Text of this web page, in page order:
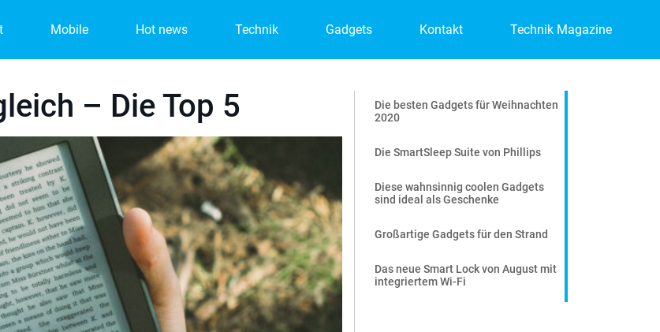
Mobile Hot news Technik Gadgets Kontakt Technik Magazine
– Die Top 5
Die besten Gadgets für Weihnachten
2020
Die SmartSleep Suite von Phillips
Diese wahnsinnig coolen Gadgets
sind ideal als Geschenke
Großartige Gadgets für den Strand
Das neue Smart Lock von August mit
integriertem Wi-Fi